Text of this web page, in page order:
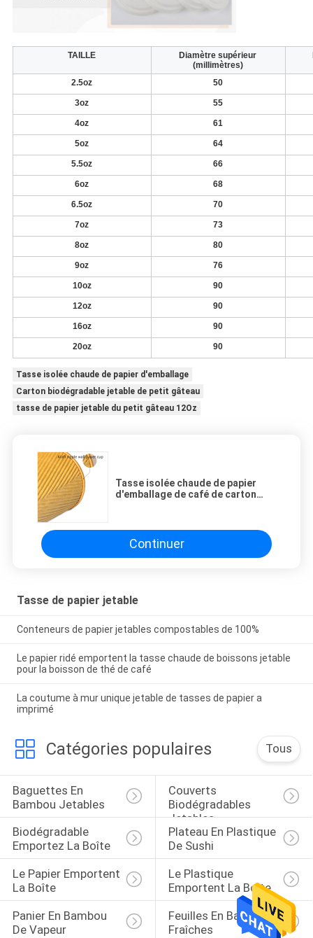
TAILLE
Diamètre supérieur
(millimètres)
2.5oz 50
3oz 55
4oz 61
5oz 64
5.5oz 66
6oz 68
6.5oz 70
7oz 73
8oz 80
9oz 76
10oz 90
12oz 90
16oz 90
20oz 90
Tasse isolée chaude de papier d'emballage
Carton biodégradable jetable de petit gâteau
tasse de papier jetable du petit gâteau 12Oz
Tasse isolée chaude de papier
d'emballage de café de carton
Continuer
Tasse de papier jetable
Conteneurs de papier jetables compostables de 100%
Le papier ridé emportent la tasse chaude de boissons jetable
pour la boisson de thé de café
La coutume à mur unique jetable de tasses de papier a
imprimé
Catégories populaires Tous
Baguettes En
Bambou Jetables
Couverts
Biodégradables
Jetables
Biodégradable
Emportez La Boîte
Plateau En Plastique
De Sushi
Le Papier Emportent
La Boîte
Le Plastique
Emportent La Boîte
Panier En Bambou
De Vapeur
Feuilles En Bambou
Fraîches